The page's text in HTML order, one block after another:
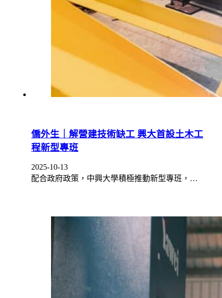
僑外生｜解營建技術缺工 興大首設土木工
程新型專班
2025-10-13
配合政府政策，中興大學積極推動新型專班，…